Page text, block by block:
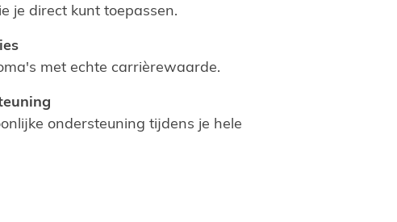
je direct kunt toepassen.
met echte carrièrewaarde.
ondersteuning tijdens je hele